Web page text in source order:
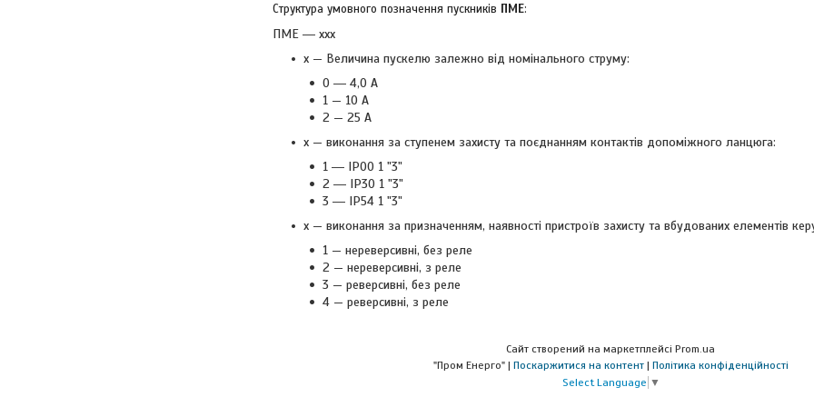
Структура умовного позначення пускників ПМЕ:
ПМЕ ― xxx
x — Величина пускелю залежно від номінального струму:
0 ― 4,0 А
1 — 10 А
2 — 25 А
x — виконання за ступенем захисту та поєднанням контактів допоміжного ланцюга:
1 ― IP00 1 "3"
2 ― IP30 1 "3"
3 ― IP54 1 "3"
x — виконання за призначенням, наявності пристроїв захисту та вбудованих елементів
1 — нереверсивні, без реле
2 — нереверсивні, з реле
3 — реверсивні, без реле
4 — реверсивні, з реле
Сайт створений на маркетплейсі Prom.ua
"Пром Енерго" | Поскаржитися на контент | Політика конфіденційності
Select Language ▼